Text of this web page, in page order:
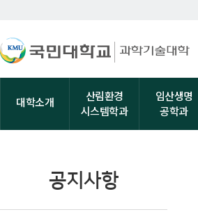
대학소개
산림환경
시스템학과
임산생명
공학과
공지사항